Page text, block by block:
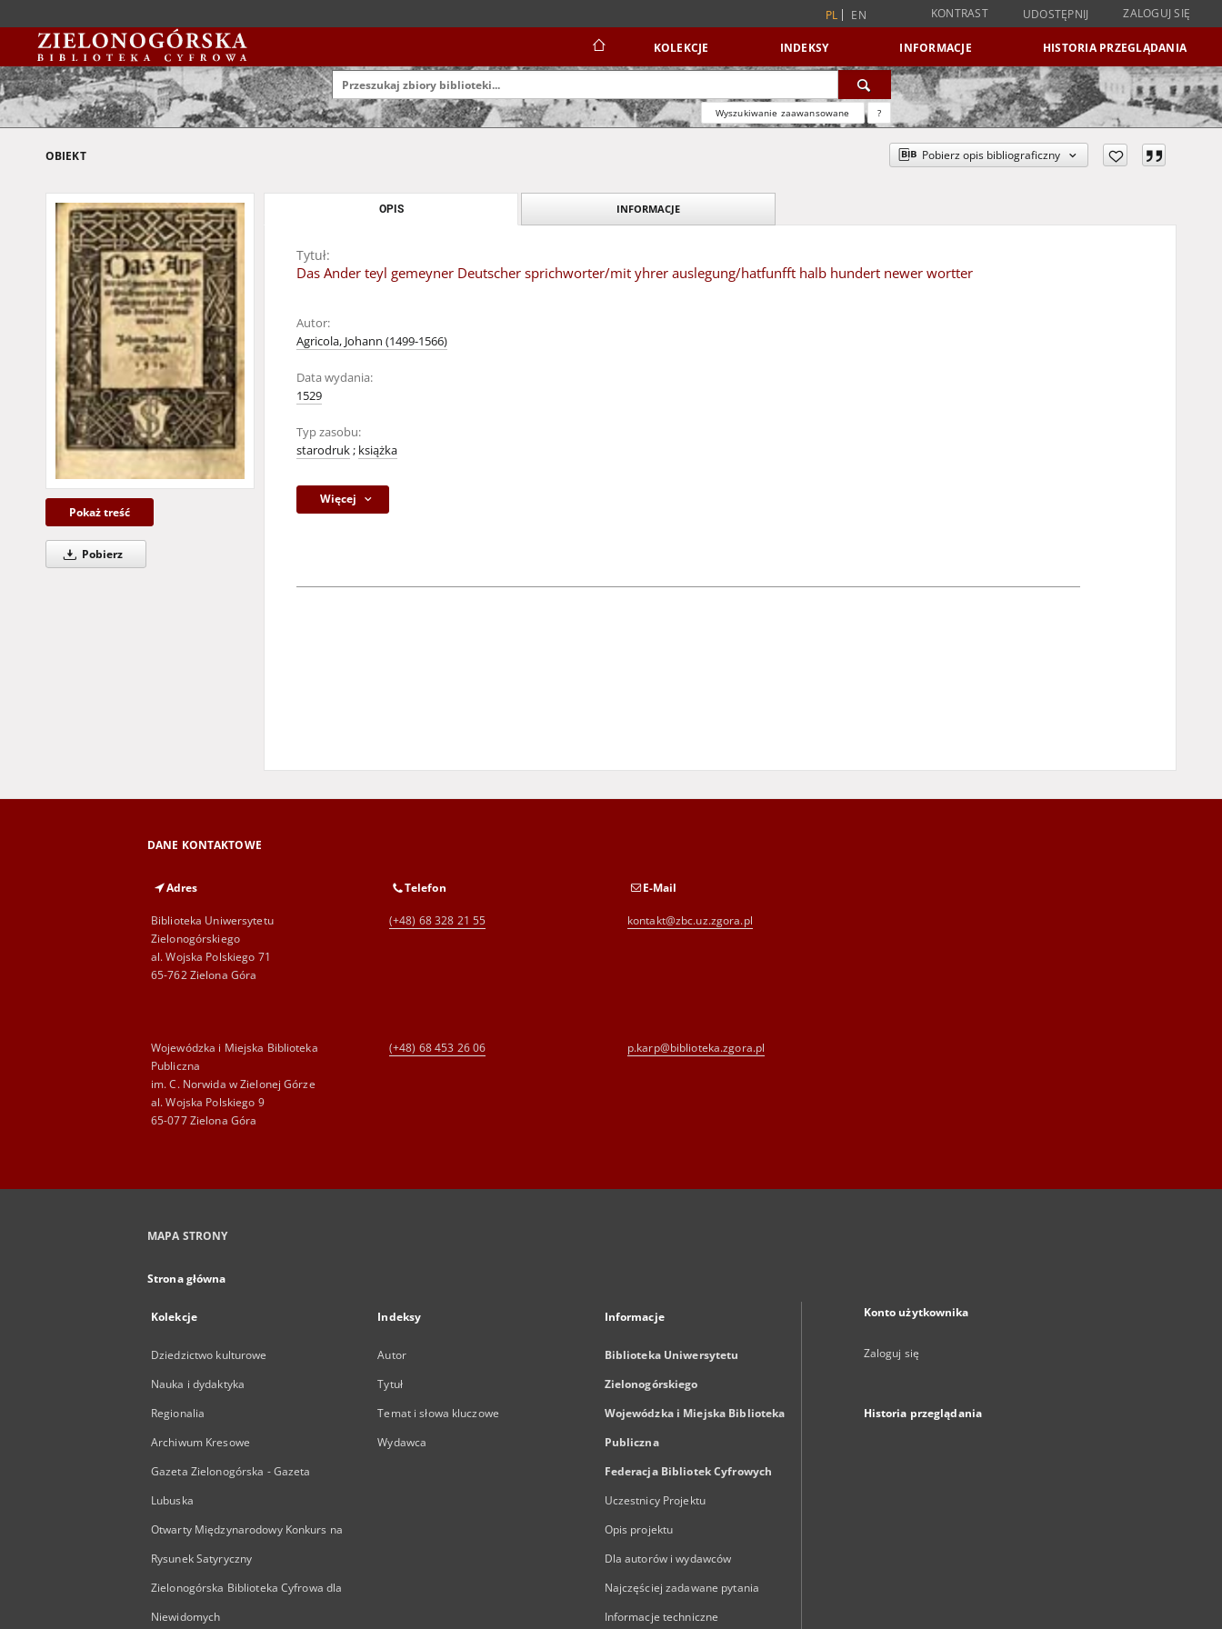
PL EN KONTRAST UDOSTĘPNIJ ZALOGUJ SIĘ
KOLEKCJE INDEKSY INFORMACJE HISTORIA PRZEGLĄDANIA
Wyszukiwanie zaawansowane ?
OBIEKT Pobierz opis bibliograficzny
Pokaż treść
Pobierz
OPIS INFORMACJE
Tytuł:
Das Ander teyl gemeyner Deutscher sprichworter/mit yhrer auslegung/hatfunfft halb hundert newer wortter
Autor:
Agricola, Johann (1499-1566)
Data wydania:
1529
Typ zasobu:
starodruk; książka
Więcej
DANE KONTAKTOWE
Adres
Biblioteka Uniwersytetu
Zielonogórskiego
al. Wojska Polskiego 71
65-762 Zielona Góra
Telefon
(+48) 68 328 21 55
E-Mail
kontakt@zbc.uz.zgora.pl
Wojewódzka i Miejska Biblioteka
Publiczna
im. C. Norwida w Zielonej Górze
al. Wojska Polskiego 9
65-077 Zielona Góra
(+48) 68 453 26 06 p.karp@biblioteka.zgora.pl
MAPA STRONY
Strona główna
Kolekcje
Dziedzictwo kulturowe
Nauka i dydaktyka
Regionalia
Archiwum Kresowe
Gazeta Zielonogórska - Gazeta
Lubuska
Otwarty Międzynarodowy Konkurs na
Rysunek Satyryczny
Zielonogórska Biblioteka Cyfrowa dla
Niewidomych
Indeksy
Autor
Tytuł
Temat i słowa kluczowe
Wydawca
Informacje
Biblioteka Uniwersytetu
Zielonogórskiego
Wojewódzka i Miejska Biblioteka
Publiczna
Federacja Bibliotek Cyfrowych
Uczestnicy Projektu
Opis projektu
Dla autorów i wydawców
Najczęściej zadawane pytania
Informacje techniczne
Konto użytkownika
Zaloguj się
Historia przeglądania